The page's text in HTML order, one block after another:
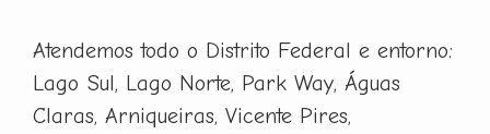
Atendemos todo o Distrito Federal e entorno:
Lago Sul, Lago Norte, Park Way, Águas
Claras, Arniqueiras, Vicente Pires,